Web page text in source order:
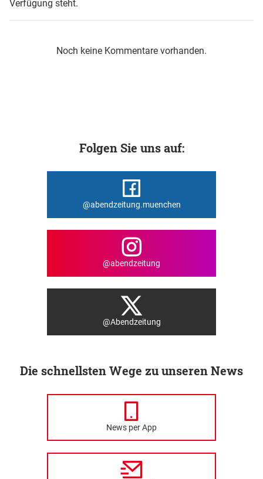
Verfügung steht.
Noch keine Kommentare vorhanden.
Folgen Sie uns auf:
@abendzeitung.muenchen
@abendzeitung
@Abendzeitung
Die schnellsten Wege zu unseren News
News per App